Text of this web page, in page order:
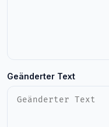
Geänderter Text